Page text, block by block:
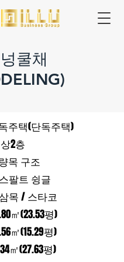
쿨채
택(단독주택)
2층
구조
팔트 슁글
목 / 스타코
㎡(23.53평)
㎡(15.29평)
㎡(27.63평)